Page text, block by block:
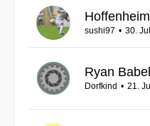
sushi97 30.
Ryan Babel
Dorfkind 21.